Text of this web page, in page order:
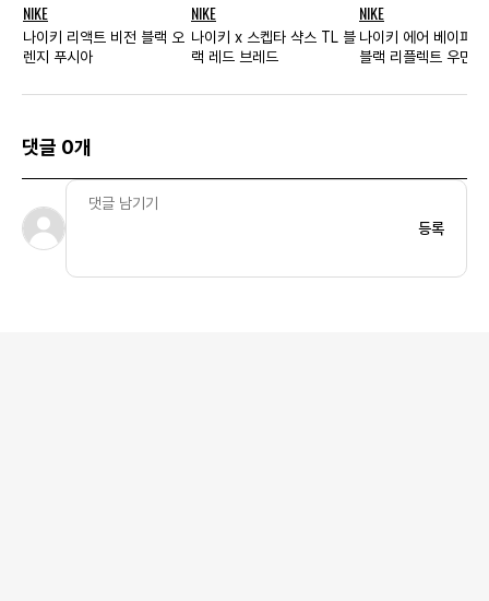
NIKE
나이키 리액트 비전 블랙 오
렌지 푸시아
NIKE
나이키 x 스켑타 샥스 TL 블
랙 레드 브레드
NIKE
나이키 에어 베이퍼
블랙 리플렉트 우먼스
댓글 0개
등록